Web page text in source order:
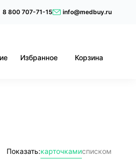
8 800 707-71-15 info@medbuy.ru
Избранное Корзина
Показать:карточкамисписком